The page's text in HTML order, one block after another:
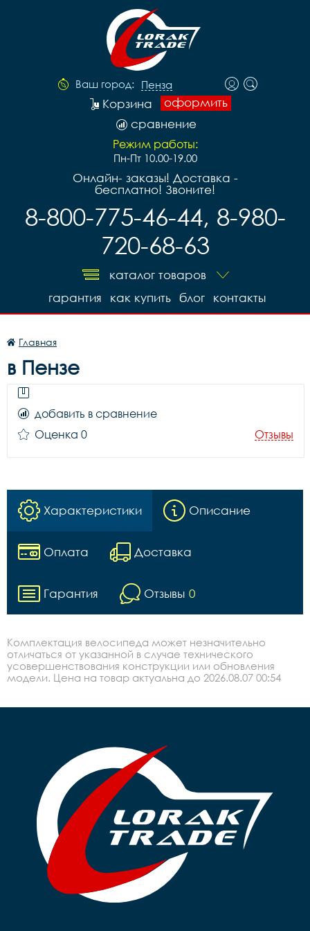
Ваш город: Пенза
оформить
Корзина
сравнение
Режим работы:
Пн-Пт 10.00-19.00
Онлайн- заказы! Доставка -
бесплатно! Звоните!
8-800-775-46-44, 8-980-
720-68-63
каталог товаров
контакты
блог
как купить
гарантия
Главная
в Пензе
добавить в сравнение
Оценка 0
Отзывы
Характеристики Описание
Оплата Доставка
Гарантия Отзывы 0
Комплектация велосипеда может незначительно
отличаться от указанной в случае технического
усовершенствования конструкции или обновления
модели. Цена на товар актуальна до 2026.08.07 00:54